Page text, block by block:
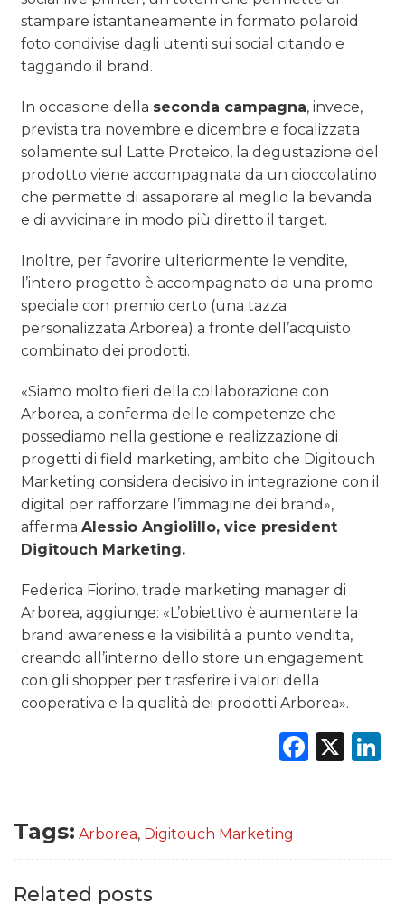
stampare istantaneamente in formato polaroid
foto condivise dagli utenti sui social citando e
taggando il brand.
In occasione della seconda campagna, invece,
prevista tra novembre e dicembre e focalizzata
solamente sul Latte Proteico, la degustazione del
prodotto viene accompagnata da un cioccolatino
che permette di assaporare al meglio la bevanda
e di avvicinare in modo più diretto il target.
Inoltre, per favorire ulteriormente le vendite,
l’intero progetto è accompagnato da una promo
speciale con premio certo (una tazza
personalizzata Arborea) a fronte dell’acquisto
combinato dei prodotti.
«Siamo molto fieri della collaborazione con
Arborea, a conferma delle competenze che
possediamo nella gestione e realizzazione di
progetti di field marketing, ambito che Digitouch
Marketing considera decisivo in integrazione con il
digital per rafforzare l’immagine dei brand»,
affermaAlessio Angiolillo, vice president
Digitouch Marketing.
Federica Fiorino, trade marketing manager di
Arborea, aggiunge: «L’obiettivo è aumentare la
brand awareness e la visibilità a punto vendita,
creando all’interno dello store un engagement
con gli shopper per trasferire i valori della
cooperativa e la qualità dei prodotti Arborea».
X
Tags: Arborea, Digitouch Marketing
Related posts